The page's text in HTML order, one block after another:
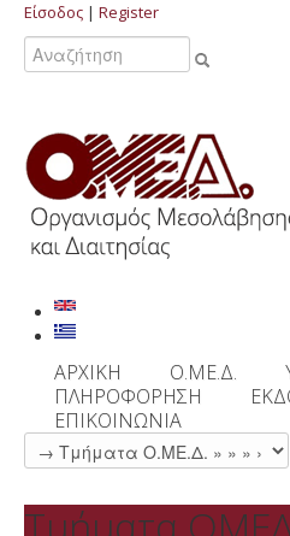
Είσοδος | Register
Αναζήτηση
ΑΡΧΙΚΗ Ο.ΜΕ.Δ.
ΠΛΗΡΟΦΟΡΗΣΗ
ΕΠΙΚΟΙΝΩΝΙΑ